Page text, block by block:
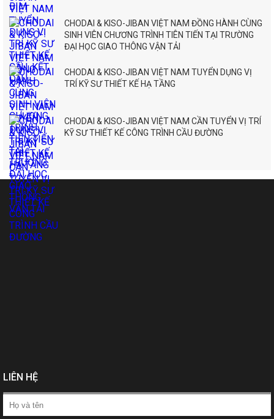
CHODAI & KISO-JIBAN VIỆT NAM ĐỒNG HÀNH CÙNG
SINH VIÊN CHƯƠNG TRÌNH TIÊN TIẾN TẠI TRƯỜNG
ĐẠI HỌC GIAO THÔNG VẬN TẢI
CHODAI & KISO-JIBAN VIỆT NAM TUYỂN DỤNG VỊ
TRÍ KỸ SƯ THIẾT KẾ HẠ TẦNG
CHODAI & KISO-JIBAN VIỆT NAM CẦN TUYỂN VỊ TRÍ
KỸ SƯ THIẾT KẾ CÔNG TRÌNH CẦU ĐƯỜNG
LIÊN HỆ